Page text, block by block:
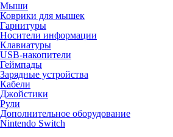
Мыши
Коврики для мышек
Гарнитуры
Носители информации
Клавиатуры
USB-накопители
Геймпады
Зарядные устройства
Кабели
Джойстики
Рули
Дополнительное оборудование
Nintendo Switch